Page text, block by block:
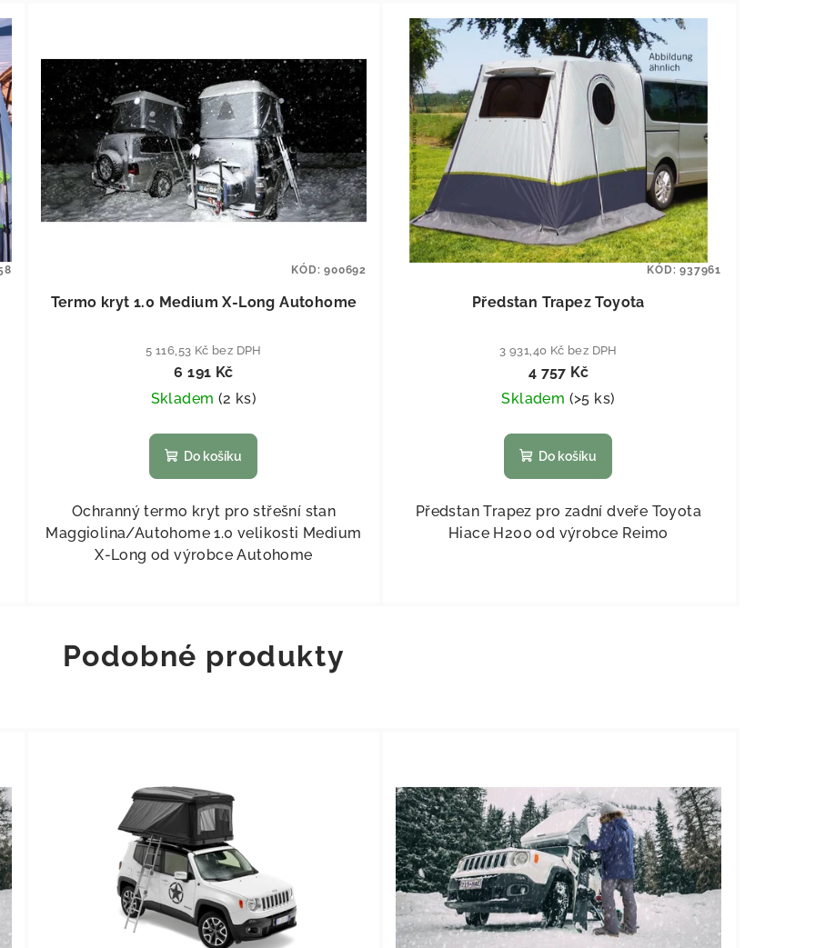
Termo kryt 1.0 Medium X-Long Autohome
5 116,53 Kč bez DPH
6 191 Kč
Skladem (2 ks)
Do košíku
Ochranný termo kryt pro střešní stan
Maggiolina/Autohome 1.0 velikosti Medium
X-Long od výrobce Autohome
KÓD:900692
Předstan Trapez Toyota
3 931,40 Kč bez DPH
4 757 Kč
Skladem (>5 ks)
Do košíku
Předstan Trapez pro zadní dveře Toyota
Hiace H200 od výrobce Reimo
KÓD:937961
Podobné produkty